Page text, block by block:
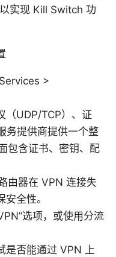
实现 Kill Switch 功
>
（UDP/TCP）、证
务提供商提供一个整
包含证书、密钥、配
由器在 VPN 连接失
全性。
选项，或使用分流
是否能通过 VPN 上